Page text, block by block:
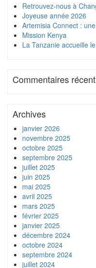
Retrouvez-nous à
Joyeuse année 2026
Artemisia Connect :
Mission Kenya
La Tanzanie accueille
Commentaires
Archives
janvier 2026
novembre 2025
octobre 2025
septembre 2025
juillet 2025
juin 2025
mai 2025
avril 2025
mars 2025
février 2025
janvier 2025
décembre 2024
octobre 2024
septembre 2024
juillet 2024